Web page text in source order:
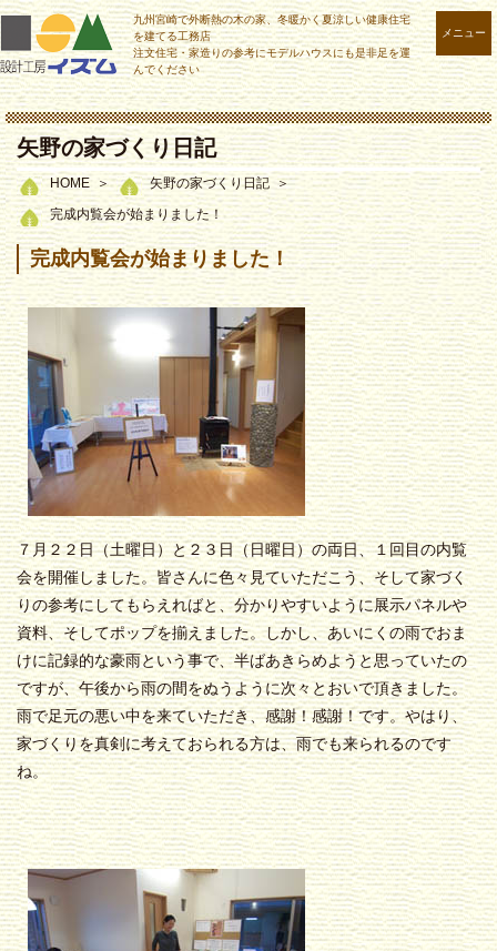
メニュー
九州宮崎で外断熱の木の家、冬暖かく夏涼しい健康住宅
を建てる工務店
注文住宅・家造りの参考にモデルハウスにも是非足を運
んでください
矢野の家づくり日記
HOME
矢野の家づくり日記
完成内覧会が始まりました！
完成内覧会が始まりました！
７月２２日（土曜日）と２３日（日曜日）の両日、１回目の内覧
会を開催しました。皆さんに色々見ていただこう、そして家づく
りの参考にしてもらえればと、分かりやすいように展示パネルや
資料、そしてポップを揃えました。しかし、あいにくの雨でおま
けに記録的な豪雨という事で、半ばあきらめようと思っていたの
ですが、午後から雨の間をぬうように次々とおいで頂きました。
雨で足元の悪い中を来ていただき、感謝！感謝！です。やはり、
家づくりを真剣に考えておられる方は、雨でも来られるのです
ね。